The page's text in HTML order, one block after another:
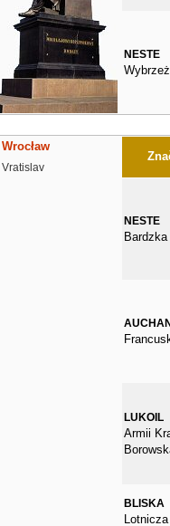
NESTE
Wrocław
Vratislav
NESTE
Bardzka
LUKOIL
Armii
BLISKA
Lotnicza